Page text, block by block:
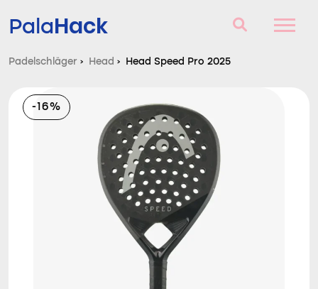
PalaHack
Fragen und Antworten
Vergleich
Padelschläger › Head › Head Speed Pro 2025
-16%